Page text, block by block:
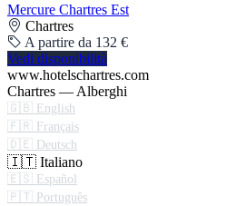
Mercure Chartres Est
Chartres
A partire da 132 €
Vedi disponibilità
www.hotelschartres.com
Chartres — Alberghi
🇬🇧 English
🇫🇷 Français
🇩🇪 Deutsch
🇮🇹 Italiano
🇪🇸 Español
🇵🇹 Português